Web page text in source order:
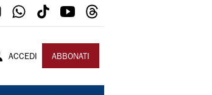
ACCEDI ABBONATI